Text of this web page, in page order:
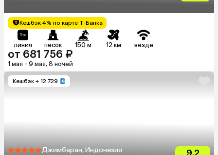
Кешбэк 4% по карте Т-Банка
линия песок 150 м 12 км везде
от 681 756 ₽
1 мая - 9 мая, 8 ночей
Кешбэк + 12 729
Джимбаран, Индонезия